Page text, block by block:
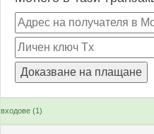
входове (1)